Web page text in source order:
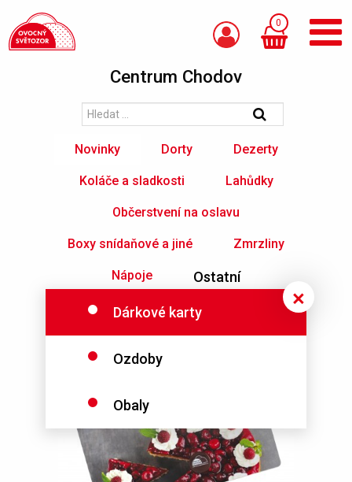
0
Centrum Chodov
Novinky Dorty Dezerty
Koláče a sladkosti Lahůdky
Občerstvení na oslavu
Boxy snídaňové a jiné Zmrzliny
Nápoje Ostatní
Dárkové karty
Ozdoby
Obaly